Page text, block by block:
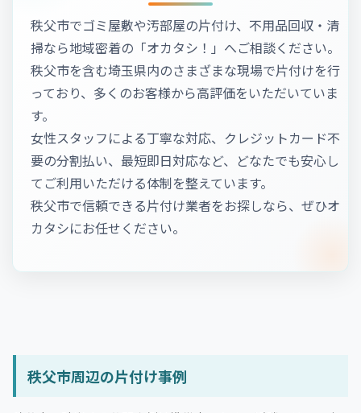
秩父市でゴミ屋敷や汚部屋の片付け、不用品回収・清
掃なら地域密着の「オカタシ！」へご相談ください。
秩父市を含む埼玉県内のさまざまな現場で片付けを行
っており、多くのお客様から高評価をいただいていま
す。
女性スタッフによる丁寧な対応、クレジットカード不
要の分割払い、最短即日対応など、どなたでも安心し
てご利用いただける体制を整えています。
秩父市で信頼できる片付け業者をお探しなら、ぜひオ
カタシにお任せください。
秩父市周辺の片付け事例